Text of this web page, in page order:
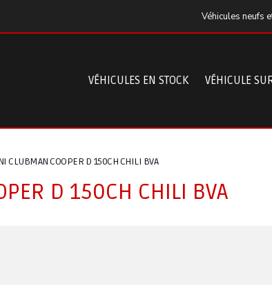
Véhicules neufs
VÉHICULES EN STOCK VÉHICULE
CLUBMAN COOPER D 150CH CHILI BVA
D 150CH CHILI BVA